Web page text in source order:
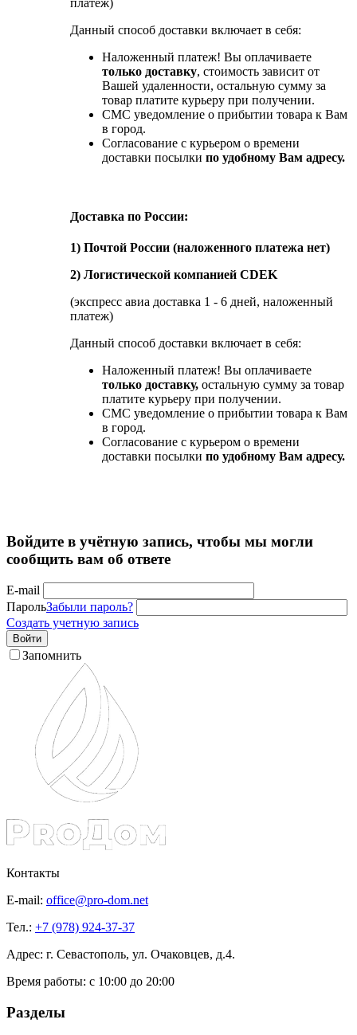
платеж)
Данный способ доставки включает в себя:
Наложенный платеж! Вы оплачиваете
только доставку, стоимость зависит от
Вашей удаленности, остальную сумму за
товар платите курьеру при получении.
СМС уведомление о прибытии товара к Вам
в город.
Согласование с курьером о времени
доставки посылки по удобному Вам адресу.
Доставка по России:
1) Почтой России (наложенного платежа нет)
2) Логистической компанией CDEK
(экспресс авиа доставка 1 - 6 дней, наложенный
платеж)
Данный способ доставки включает в себя:
Наложенный платеж! Вы оплачиваете
только доставку, остальную сумму за товар
платите курьеру при получении.
СМС уведомление о прибытии товара к Вам
в город.
Согласование с курьером о времени
доставки посылки по удобному Вам адресу.
Войдите в учётную запись, чтобы мы могли
сообщить вам об ответе
E-mail
ПарольЗабыли пароль?
Создать учетную запись
Войти
Запомнить
Контакты
E-mail: office@pro-dom.net
Тел.: +7 (978) 924-37-37
Адрес: г. Севастополь, ул. Очаковцев, д.4.
Время работы: с 10:00 до 20:00
Разделы